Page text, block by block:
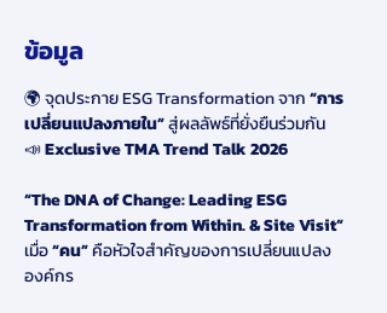
ข้อมูล
🌍 จุดประกาย ESG Transformation จาก “การ
เปลี่ยนแปลงภายใน” สู่ผลลัพธ์ที่ยั่งยืนร่วมกัน
📣 Exclusive TMA Trend Talk 2026
“The DNA of Change: Leading ESG
Transformation from Within. & Site Visit”
เมื่อ “คน” คือหัวใจสำคัญของการเปลี่ยนแปลง
องค์กร